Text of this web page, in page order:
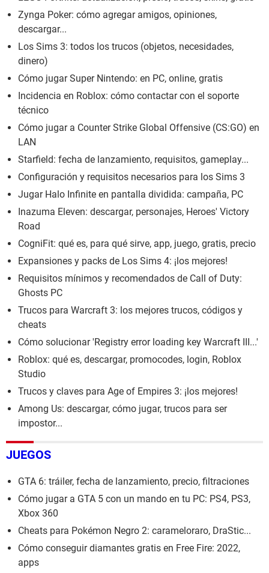
Zynga Poker: cómo agregar amigos, opiniones,
descargar...
Los Sims 3: todos los trucos (objetos, necesidades,
dinero)
Cómo jugar Super Nintendo: en PC, online, gratis
Incidencia en Roblox: cómo contactar con el soporte
técnico
Cómo jugar a Counter Strike Global Offensive (CS:GO) en
LAN
Starfield: fecha de lanzamiento, requisitos, gameplay...
Configuración y requisitos necesarios para los Sims 3
Jugar Halo Infinite en pantalla dividida: campaña, PC
Inazuma Eleven: descargar, personajes, Heroes' Victory
Road
CogniFit: qué es, para qué sirve, app, juego, gratis, precio
Expansiones y packs de Los Sims 4: ¡los mejores!
Requisitos mínimos y recomendados de Call of Duty:
Ghosts PC
Trucos para Warcraft 3: los mejores trucos, códigos y
cheats
Cómo solucionar 'Registry error loading key Warcraft III...'
Roblox: qué es, descargar, promocodes, login, Roblox
Studio
Trucos y claves para Age of Empires 3: ¡los mejores!
Among Us: descargar, cómo jugar, trucos para ser
impostor...
JUEGOS
GTA 6: tráiler, fecha de lanzamiento, precio, filtraciones
Cómo jugar a GTA 5 con un mando en tu PC: PS4, PS3,
Xbox 360
Cheats para Pokémon Negro 2: carameloraro, DraStic...
Cómo conseguir diamantes gratis en Free Fire: 2022,
apps